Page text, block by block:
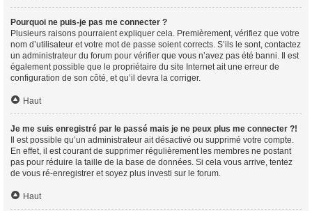
Pourquoi ne puis-je pas me connecter ?
Plusieurs raisons pourraient expliquer cela. Premièrement, vérifiez que votre
nom d’utilisateur et votre mot de passe soient corrects. S’ils le sont, contactez
un administrateur du forum pour vérifier que vous n’avez pas été banni. Il est
également possible que le propriétaire du site Internet ait une erreur de
configuration de son côté, et qu’il devra la corriger.
Haut
Je me suis enregistré par le passé mais je ne peux plus me connecter ?!
Il est possible qu’un administrateur ait désactivé ou supprimé votre compte.
En effet, il est courant de supprimer régulièrement les membres ne postant
pas pour réduire la taille de la base de données. Si cela vous arrive, tentez
de vous ré-enregistrer et soyez plus investi sur le forum.
Haut